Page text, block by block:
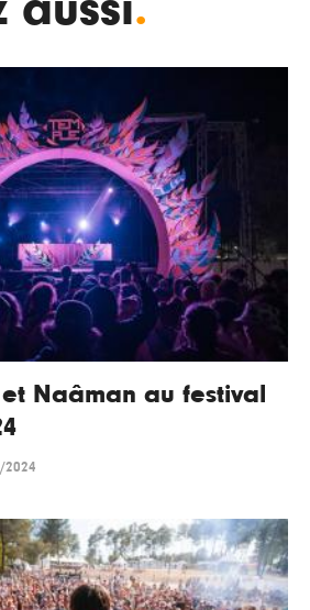
Naâman au festival
2024